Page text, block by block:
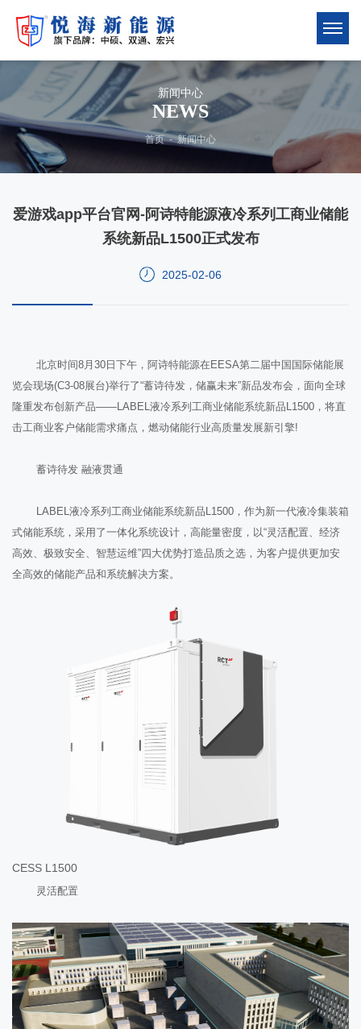
新闻中心
NEWS
首页 - 新闻中心
爱游戏app平台官网-阿诗特能源液冷系列工商业储能
系统新品L1500正式发布
2025-02-06
北京时间8月30日下午，阿诗特能源在EESA第二届中国国际储能展
览会现场(C3-08展台)举行了“蓄诗待发，储赢未来”新品发布会，面向全球
隆重发布创新产品——LABEL液冷系列工商业储能系统新品L1500，将直
击工商业客户储能需求痛点，燃动储能行业高质量发展新引擎!
蓄诗待发 融液贯通
LABEL液冷系列工商业储能系统新品L1500，作为新一代液冷集装箱
式储能系统，采用了一体化系统设计，高能量密度，以“灵活配置、经济
高效、极致安全、智慧运维”四大优势打造品质之选，为客户提供更加安
全高效的储能产品和系统解决方案。
CESS L1500
灵活配置